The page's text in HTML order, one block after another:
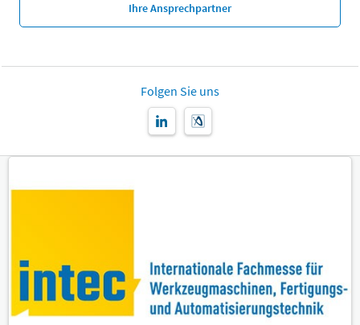
Ihre Ansprechpartner
Folgen Sie uns